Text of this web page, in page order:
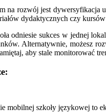
na rozwój jest dywersyfikacja
dydaktycznych czy
odniesie sukces w jednej
Alternatywnie, możesz
aby stale monitorować
mobilnej szkoły językowej to